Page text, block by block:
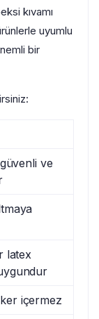
kıvamı
uyumlu
bir
ve
latex
içermez